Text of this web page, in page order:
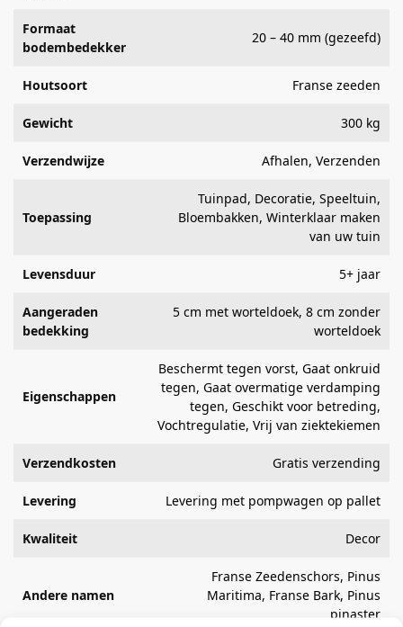
Formaat
bodembedekker
20 – 40 mm (gezeefd)
Houtsoort Franse zeeden
Gewicht 300 kg
Verzendwijze Afhalen, Verzenden
Toepassing
Tuinpad, Decoratie, Speeltuin,
Bloembakken, Winterklaar maken
van uw tuin
Levensduur 5+ jaar
Aangeraden
bedekking
5 cm met worteldoek, 8 cm zonder
worteldoek
Eigenschappen
Beschermt tegen vorst, Gaat onkruid
tegen, Gaat overmatige verdamping
tegen, Geschikt voor betreding,
Vochtregulatie, Vrij van ziektekiemen
Verzendkosten Gratis verzending
Levering Levering met pompwagen op pallet
Kwaliteit Decor
Andere namen
Franse Zeedenschors, Pinus
Maritima, Franse Bark, Pinus
pinaster